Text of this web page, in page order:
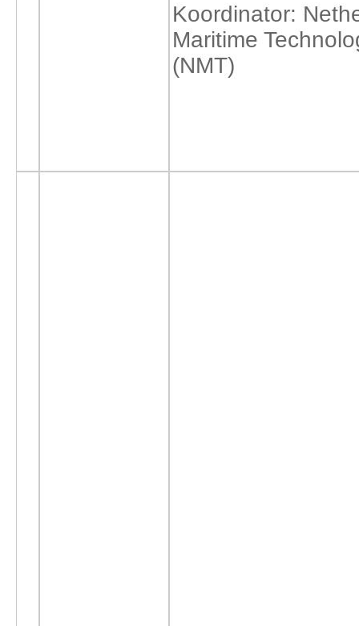
Koordinator:
Maritime
(NMT)